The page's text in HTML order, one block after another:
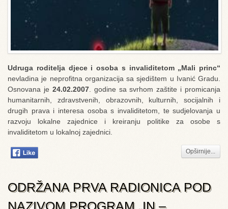
Udruga roditelja djece i osoba s invaliditetom „Mali princ“
nevladina je neprofitna organizacija sa sjedištem u Ivanić Gradu.
Osnovana je 24.02.2007. godine sa svrhom zaštite i promicanja
humanitarnih, zdravstvenih, obrazovnih, kulturnih, socijalnih i
drugih prava i interesa osoba s invaliditetom, te sudjelovanja u
razvoju lokalne zajednice i kreiranju politike za osobe s
invaliditetom u lokalnoj zajednici.
Opširnije...
ODRŽANA PRVA RADIONICA POD
NAZIVOM PROGRAM „IN –